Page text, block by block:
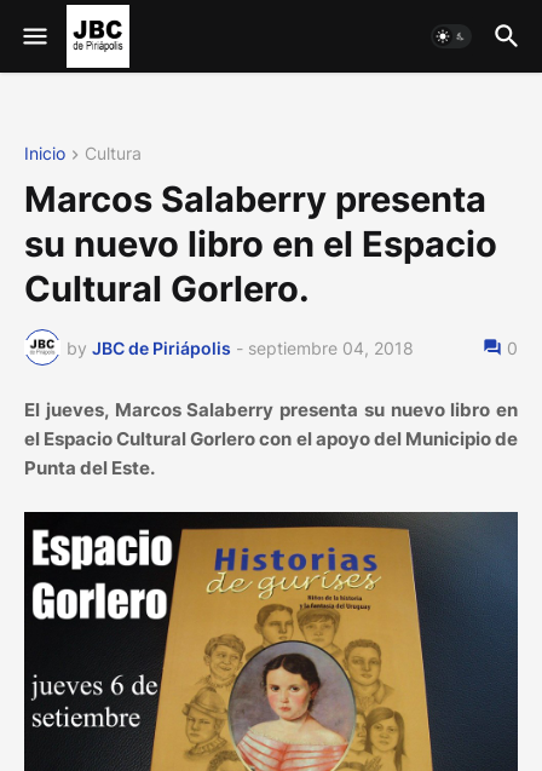
Inicio Cultura
Marcos Salaberry presenta
su nuevo libro en el Espacio
Cultural Gorlero.
by JBC de Piriápolis - septiembre 04, 2018 0
El jueves, Marcos Salaberry presenta su nuevo libro en
el Espacio Cultural Gorlero con el apoyo del Municipio de
Punta del Este.